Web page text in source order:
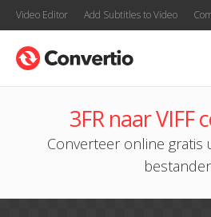
Video Editor Add Subtitles to Video
3FR naar VIFF
Converteer online gratis